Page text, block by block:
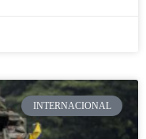
INTERNACIONAL